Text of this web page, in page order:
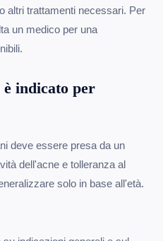
altri trattamenti necessari. Per
un medico per una
indicato per
deve essere presa da un
dell'acne e tolleranza al
solo in base all'età.